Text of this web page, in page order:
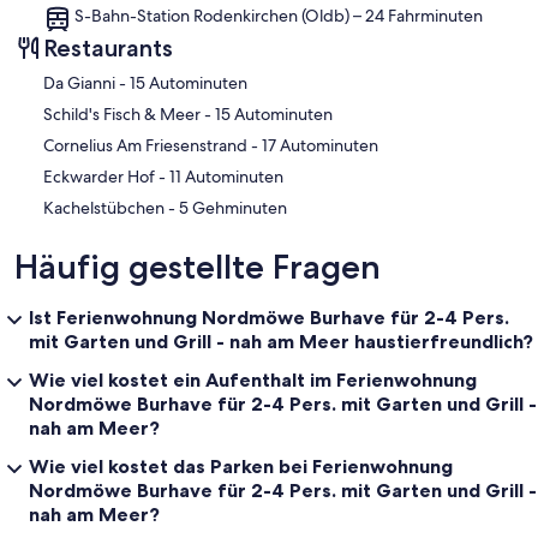
Für mehr Informationen zu den einzelnen Wohneinheiten und der
Kurtaxe können Sie uns gerne anschreiben.
S-Bahn-Station Rodenkirchen (Oldb) – 24 Fahrminuten
Restaurants
‪Da Gianni - ‬15 Autominuten
‪Schild's Fisch & Meer - ‬15 Autominuten
‪Cornelius Am Friesenstrand - ‬17 Autominuten
‪Eckwarder Hof - ‬11 Autominuten
‪Kachelstübchen - ‬5 Gehminuten
Häufig gestellte Fragen
Ist Ferienwohnung Nordmöwe Burhave für 2-4 Pers.
mit Garten und Grill - nah am Meer haustierfreundlich?
Wie viel kostet ein Aufenthalt im Ferienwohnung
Nordmöwe Burhave für 2-4 Pers. mit Garten und Grill -
nah am Meer?
Wie viel kostet das Parken bei Ferienwohnung
Nordmöwe Burhave für 2-4 Pers. mit Garten und Grill -
nah am Meer?